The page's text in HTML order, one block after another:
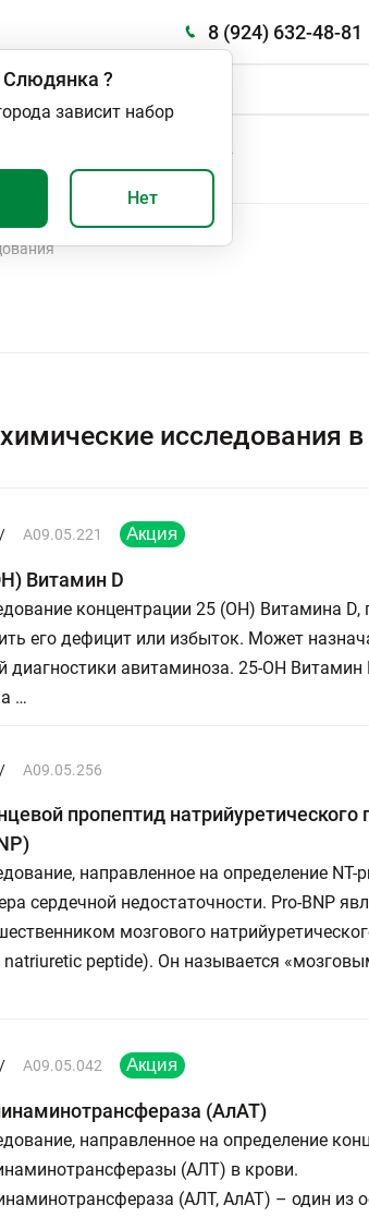
8 (924) 632-48-81
Слюдянка ?
зависит набор
Нет
исследования
/ A09.05.221
Витамин D
концентрации 25 (ОН) Витамина
его дефицит или избыток. Может
диагностики авитаминоза. 25-OH Витамин
…
/ A09.05.256
пропептид натрийуретического
направленное на определение NT-
сердечной недостаточности. Рro-BNP
мозгового
natriuretic peptide). Он называется
/ A09.05.042
(АлАТ)
направленное на определение
(АЛТ) в крови.
(АЛТ, АлАТ) – один из